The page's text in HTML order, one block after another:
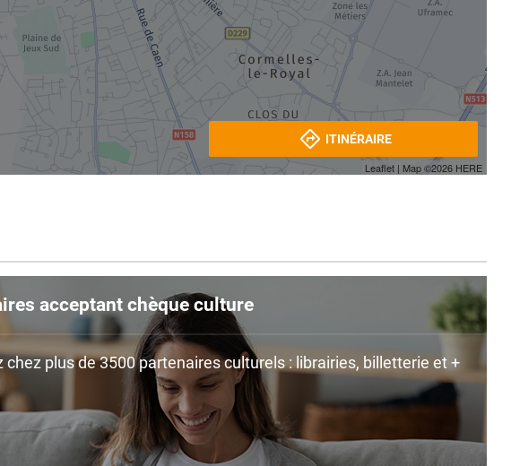
Leaflet | Map ©2026 HERE
ITINÉRAIRE
acceptant chèque culture
chez plus de 3500 partenaires culturels : librairies, billetterie et +